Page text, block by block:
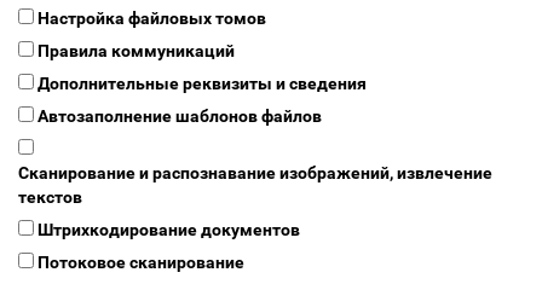
Настройка файловых томов
Правила коммуникаций
Дополнительные реквизиты и сведения
Автозаполнение шаблонов файлов
Сканирование и распознавание изображений, извлечение
текстов
Штрихкодирование документов
Потоковое сканирование